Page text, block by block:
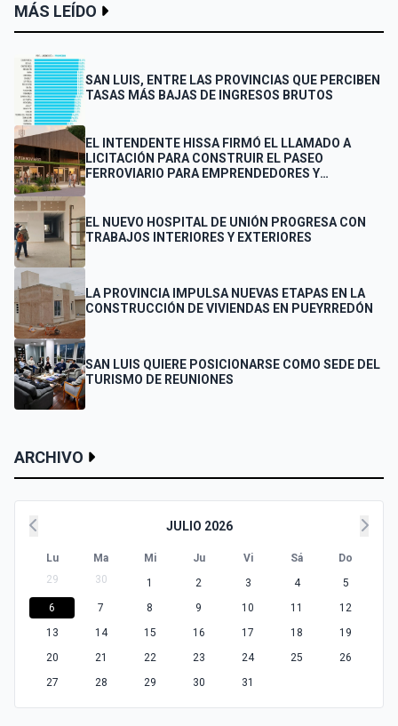
MÁS LEÍDO
SAN LUIS, ENTRE LAS PROVINCIAS QUE PERCIBEN
TASAS MÁS BAJAS DE INGRESOS BRUTOS
EL INTENDENTE HISSA FIRMÓ EL LLAMADO A
LICITACIÓN PARA CONSTRUIR EL PASEO
FERROVIARIO PARA EMPRENDEDORES Y
EL NUEVO HOSPITAL DE UNIÓN PROGRESA CON
TRABAJOS INTERIORES Y EXTERIORES
LA PROVINCIA IMPULSA NUEVAS ETAPAS EN LA
CONSTRUCCIÓN DE VIVIENDAS EN PUEYRREDÓN
SAN LUIS QUIERE POSICIONARSE COMO SEDE DEL
TURISMO DE REUNIONES
ARCHIVO
JULIO 2026
Lu Ma Mi Ju Vi Sá
Do
29
30 1 2 3 4
5
6
7 8 9 10 11
12
13
14 15 16 17 18
19
20
21 22 23 24 25
26
27
28 29 30 31